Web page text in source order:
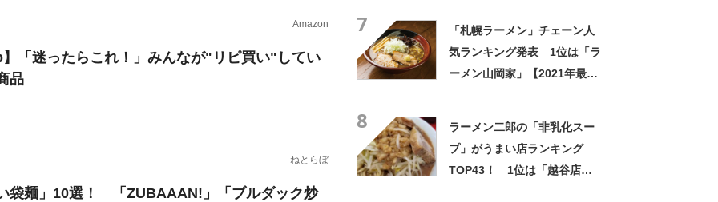
Amazon
「迷ったらこれ！」みんなが"リピ買い"してい
品
ねとらぼ
袋麺」10選！ 「ZUBAAAN!」「ブルダック炒
7
「札幌ラーメン」チェーン人
気ランキング発表 1位は「ラ
ーメン山岡家」【2021年最新
8
ラーメン二郎の「非乳化スー
プ」がうまい店ランキング
TOP43！ 1位は「越谷店」